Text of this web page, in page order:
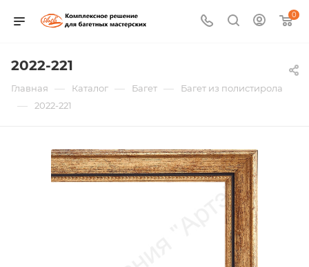
0
2022-221
Главная — Каталог — Багет — Багет из полистирола
— 2022-221